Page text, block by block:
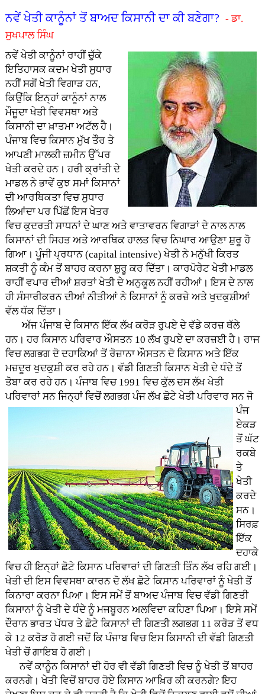
ਨਵੇਂ ਖੇਤੀ ਕਾਨੂੰਨਾਂ ਤੋਂ ਬਾਅਦ ਕਿਸਾਨੀ ਦਾ ਕੀ ਬਣੇਗਾ? - ਡਾ.
ਸੁਖਪਾਲ ਸਿੰਘ
ਨਵੇਂ ਖੇਤੀ ਕਾਨੂੰਨਾਂ ਰਾਹੀਂ ਚੁੱਕੇ
ਇਤਿਹਾਸਕ ਕਦਮ ਖੇਤੀ ਸੁਧਾਰ
ਨਹੀਂ ਸਗੋਂ ਖੇਤੀ ਵਿਗਾੜ ਹਨ,
ਕਿਉਂਕਿ ਇਨ੍ਹਾਂ ਕਾਨੂੰਨਾਂ ਨਾਲ
ਮੌਜੂਦਾ ਖੇਤੀ ਵਿਵਸਥਾ ਅਤੇ
ਕਿਸਾਨੀ ਦਾ ਖ਼ਾਤਮਾ ਅਟੱਲ ਹੈ।
ਪੰਜਾਬ ਵਿਚ ਕਿਸਾਨ ਮੁੱਖ ਤੌਰ ਤੇ
ਆਪਣੀ ਮਾਲਕੀ ਜ਼ਮੀਨ ਉੱਪਰ
ਖੇਤੀ ਕਰਦੇ ਹਨ। ਹਰੀ ਕ੍ਰਾਂਤੀ ਦੇ
ਮਾਡਲ ਨੇ ਭਾਵੇਂ ਕੁਝ ਸਮਾਂ ਕਿਸਾਨਾਂ
ਦੀ ਆਰਥਿਕਤਾ ਵਿਚ ਸੁਧਾਰ
ਲਿਆਂਦਾ ਪਰ ਪਿੱਛੋਂ ਇਸ ਖੇਤਰ
ਵਿਚ ਕੁਦਰਤੀ ਸਾਧਨਾਂ ਦੇ ਘਾਣ ਅਤੇ ਵਾਤਾਵਰਨ ਵਿਗਾੜਾਂ ਦੇ ਨਾਲ ਨਾਲ
ਕਿਸਾਨਾਂ ਦੀ ਸਿਹਤ ਅਤੇ ਆਰਥਿਕ ਹਾਲਤ ਵਿਚ ਨਿਘਾਰ ਆਉਣਾ ਸ਼ੁਰੂ ਹੋ
ਗਿਆ। ਪੂੰਜੀ ਪ੍ਰਧਾਨ (capital intensive) ਖੇਤੀ ਨੇ ਮਨੁੱਖੀ ਕਿਰਤ
ਸ਼ਕਤੀ ਨੂੰ ਕੰਮ ਤੋਂ ਬਾਹਰ ਕਰਨਾ ਸ਼ੁਰੂ ਕਰ ਦਿੱਤਾ। ਕਾਰਪੋਰੇਟ ਖੇਤੀ ਮਾਡਲ
ਰਾਹੀਂ ਵਪਾਰ ਦੀਆਂ ਸ਼ਰਤਾਂ ਖੇਤੀ ਦੇ ਅਨੁਕੂਲ ਨਹੀਂ ਰਹੀਆਂ। ਇਸ ਦੇ ਨਾਲ
ਹੀ ਸੰਸਾਰੀਕਰਨ ਦੀਆਂ ਨੀਤੀਆਂ ਨੇ ਕਿਸਾਨਾਂ ਨੂੰ ਕਰਜ਼ੇ ਅਤੇ ਖੁਦਕੁਸ਼ੀਆਂ
ਵੱਲ ਧੱਕ ਦਿੱਤਾ।
ਅੱਜ ਪੰਜਾਬ ਦੇ ਕਿਸਾਨ ਇੱਕ ਲੱਖ ਕਰੋੜ ਰੁਪਏ ਦੇ ਵੱਡੇ ਕਰਜ਼ ਥੱਲੇ
ਹਨ। ਹਰ ਕਿਸਾਨ ਪਰਿਵਾਰ ਔਸਤਨ 10 ਲੱਖ ਰੁਪਏ ਦਾ ਕਰਜ਼ਈ ਹੈ। ਰਾਜ
ਵਿਚ ਲਗਭਗ ਦੋ ਦਹਾਕਿਆਂ ਤੋਂ ਰੋਜ਼ਾਨਾ ਔਸਤਨ ਦੋ ਕਿਸਾਨ ਅਤੇ ਇੱਕ
ਮਜ਼ਦੂਰ ਖੁਦਕੁਸ਼ੀ ਕਰ ਰਹੇ ਹਨ। ਵੱਡੀ ਗਿਣਤੀ ਕਿਸਾਨ ਖੇਤੀ ਦੇ ਧੰਦੇ ਤੋਂ
ਤੋਬਾ ਕਰ ਰਹੇ ਹਨ। ਪੰਜਾਬ ਵਿਚ 1991 ਵਿਚ ਕੁੱਲ ਦਸ ਲੱਖ ਖੇਤੀ
ਪਰਿਵਾਰਾਂ ਸਨ ਜਿਨ੍ਹਾਂ ਵਿਚੋਂ ਲਗਭਗਪੰਜ ਲੱਖ ਛੋਟੇ ਖੇਤੀ ਪਰਿਵਾਰ ਸਨ ਜੋ
ਪੰਜ
ਏਕੜ
ਤੋਂ ਘੱਟ
ਰਕਬੇ
ਤੇ
ਖੇਤੀ
ਕਰਦੇ
ਸਨ।
ਸਿਰਫ਼
ਇੱਕ
ਦਹਾਕੇ
ਵਿਚ ਹੀ ਇਨ੍ਹਾਂ ਛੋਟੇ ਕਿਸਾਨ ਪਰਿਵਾਰਾਂ ਦੀ ਗਿਣਤੀ ਤਿੰਨ ਲੱਖ ਰਹਿ ਗਈ।
ਖੇਤੀ ਦੀ ਇਸ ਵਿਵਸਥਾ ਕਾਰਨ ਦੋ ਲੱਖ ਛੋਟੇ ਕਿਸਾਨ ਪਰਿਵਾਰਾਂ ਨੂੰ ਖੇਤੀ ਤੋਂ
ਕਿਨਾਰਾ ਕਰਨਾ ਪਿਆ। ਇਸ ਸਮੇਂ ਤੋਂ ਬਾਅਦ ਪੰਜਾਬ ਵਿਚ ਵੱਡੀ ਗਿਣਤੀ
ਕਿਸਾਨਾਂ ਨੂੰ ਖੇਤੀ ਦੇ ਧੰਦੇ ਨੂੰ ਮਜਬੂਰਨ ਅਲਵਿਦਾ ਕਹਿਣਾ ਪਿਆ। ਇਸੇ ਸਮੇਂ
ਦੌਰਾਨ ਭਾਰਤ ਪੱਧਰ ਤੇ ਛੋਟੇ ਕਿਸਾਨਾਂ ਦੀ ਗਿਣਤੀ ਲਗਭਗ 11 ਕਰੋੜ ਤੋਂ ਵਧ
ਕੇ 12 ਕਰੋੜ ਹੋ ਗਈ ਜਦੋਂ ਕਿ ਪੰਜਾਬ ਵਿਚ ਇਸ ਕਿਸਾਨੀ ਦੀ ਵੱਡੀ ਗਿਣਤੀ
ਖੇਤੀ ਚੋਂ ਗਾਇਬ ਹੋ ਗਈ।
ਨਵੇਂ ਕਾਨੂੰਨ ਕਿਸਾਨਾਂ ਦੀ ਹੋਰ ਵੀ ਵੱਡੀ ਗਿਣਤੀ ਵਿਚ ਨੂੰ ਖੇਤੀ ਤੋਂ ਬਾਹਰ
ਕਰਨਗੇ। ਖੇਤੀ ਵਿਚੋਂ ਬਾਹਰ ਹੋਏ ਕਿਸਾਨ ਆਖ਼ਿਰ ਕੀ ਕਰਨਗੇ? ਇਹ